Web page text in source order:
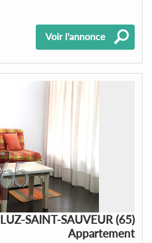
Voir l'annonce
LUZ-SAINT-SAUVEUR (65)
Appartement